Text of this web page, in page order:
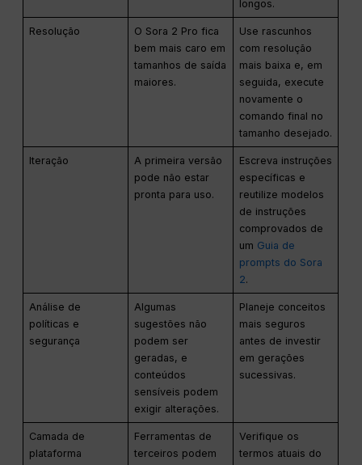
longos.
Resolução
O Sora 2 Pro fica
bem mais caro em
tamanhos de saída
maiores.
Use rascunhos
com resolução
mais baixa e, em
seguida, execute
novamente o
comando final no
tamanho desejado.
Iteração
A primeira versão
pode não estar
pronta para uso.
Escreva instruções
específicas e
reutilize modelos
de instruções
comprovados de
um Guia de
prompts do Sora
2.
Análise de
políticas e
segurança
Algumas
sugestões não
podem ser
geradas, e
conteúdos
sensíveis podem
exigir alterações.
Planeje conceitos
mais seguros
antes de investir
em gerações
sucessivas.
Camada de
plataforma
Ferramentas de
terceiros podem
Verifique os
termos atuais do